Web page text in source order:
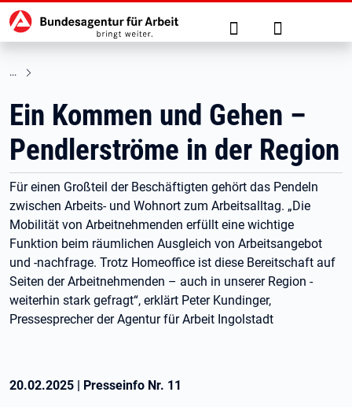
zu den Hauptinhalten springen
Hauptnavigation Suche Anmelden
Ein Kommen und Gehen –
Pendlerströme in der Region
Für einen Großteil der Beschäftigten gehört das Pendeln
zwischen Arbeits- und Wohnort zum Arbeitsalltag. „Die
Mobilität von Arbeitnehmenden erfüllt eine wichtige
Funktion beim räumlichen Ausgleich von Arbeitsangebot
und -nachfrage. Trotz Homeoffice ist diese Bereitschaft auf
Seiten der Arbeitnehmenden – auch in unserer Region -
weiterhin stark gefragt“, erklärt Peter Kundinger,
Pressesprecher der Agentur für Arbeit Ingolstadt
20.02.2025 | Presseinfo Nr. 11